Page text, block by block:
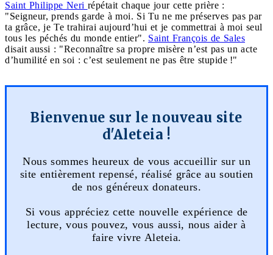
Saint Philippe Neri répétait chaque jour cette prière :
"Seigneur, prends garde à moi. Si Tu ne me préserves pas par
ta grâce, je Te trahirai aujourd’hui et je commettrai à moi seul
tous les péchés du monde entier". Saint François de Sales
disait aussi : "Reconnaître sa propre misère n’est pas un acte
d’humilité en soi : c’est seulement ne pas être stupide !"
Bienvenue sur le nouveau site
d'Aleteia !
Nous sommes heureux de vous accueillir sur un
site entièrement repensé, réalisé grâce au soutien
de nos généreux donateurs.
Si vous appréciez cette nouvelle expérience de
lecture, vous pouvez, vous aussi, nous aider à
faire vivre Aleteia.